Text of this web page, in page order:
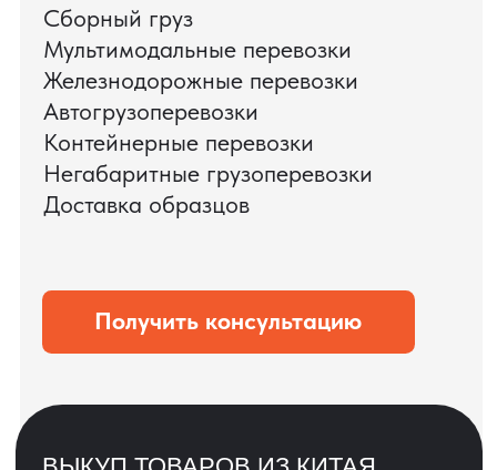
ДО ОПЛАТЫ?